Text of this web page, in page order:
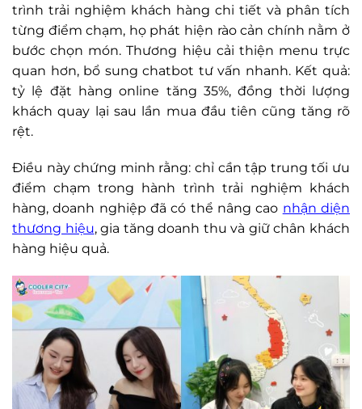
trình trải nghiệm khách hàng chi tiết và phân tích
từng điểm chạm, họ phát hiện rào cản chính nằm ở
bước chọn món. Thương hiệu cải thiện menu trực
quan hơn, bổ sung chatbot tư vấn nhanh. Kết quả:
tỷ lệ đặt hàng online tăng 35%, đồng thời lượng
khách quay lại sau lần mua đầu tiên cũng tăng rõ
rệt.
Điều này chứng minh rằng: chỉ cần tập trung tối ưu
điểm chạm trong hành trình trải nghiệm khách
hàng, doanh nghiệp đã có thể nâng cao nhận diện
thương hiệu, gia tăng doanh thu và giữ chân khách
hàng hiệu quả.